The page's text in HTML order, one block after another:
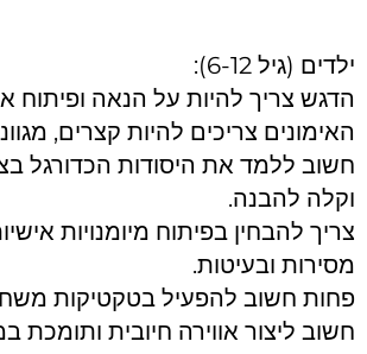
ילדים (גיל 6-12):
הדגש צריך להיות על הנאה
האימונים צריכים להיות קצרים,
חשוב ללמד את היסודות הכדורגל
וקלה להבנה.
צריך להבחין בפיתוח מיומנויות
מסירות ובעיטות.
פחות חשוב להפעיל בטקטיקות
חשוב ליצור אווירה חיובית ותומכת